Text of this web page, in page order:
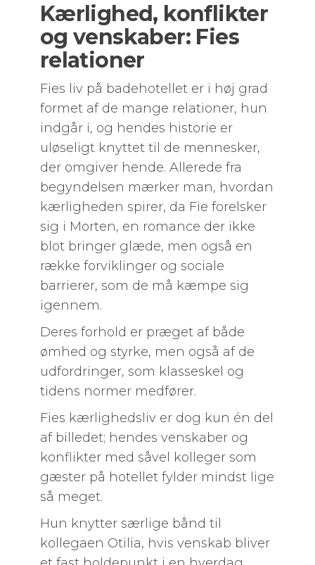
Kærlighed, konflikter
og venskaber: Fies
relationer
Fies liv på badehotellet er i høj grad
formet af de mange relationer, hun
indgår i, og hendes historie er
uløseligt knyttet til de mennesker,
der omgiver hende. Allerede fra
begyndelsen mærker man, hvordan
kærligheden spirer, da Fie forelsker
sig i Morten, en romance der ikke
blot bringer glæde, men også en
række forviklinger og sociale
barrierer, som de må kæmpe sig
igennem.
Deres forhold er præget af både
ømhed og styrke, men også af de
udfordringer, som klasseskel og
tidens normer medfører.
Fies kærlighedsliv er dog kun én del
af billedet; hendes venskaber og
konflikter med såvel kolleger som
gæster på hotellet fylder mindst lige
så meget.
Hun knytter særlige bånd til
kollegaen Otilia, hvis venskab bliver